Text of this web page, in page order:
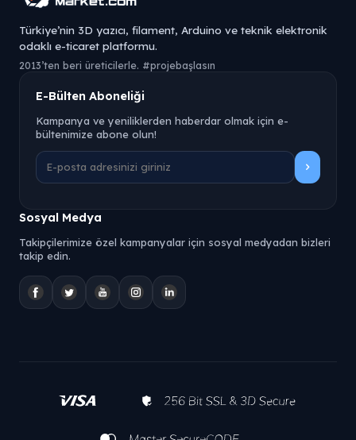
Türkiye’nin 3D yazıcı, filament, Arduino ve teknik elektronik
odaklı e-ticaret platformu.
2013’ten beri üreticilerle. #projebaşlasın
E-Bülten Aboneliği
Kampanya ve yeniliklerden haberdar olmak için e-
bültenimize abone olun!
Sosyal Medya
Takipçilerimize özel kampanyalar için sosyal medyadan bizleri
takip edin.